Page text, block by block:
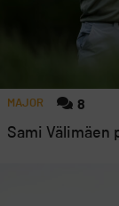
MAJOR 8
Sami Välimäen